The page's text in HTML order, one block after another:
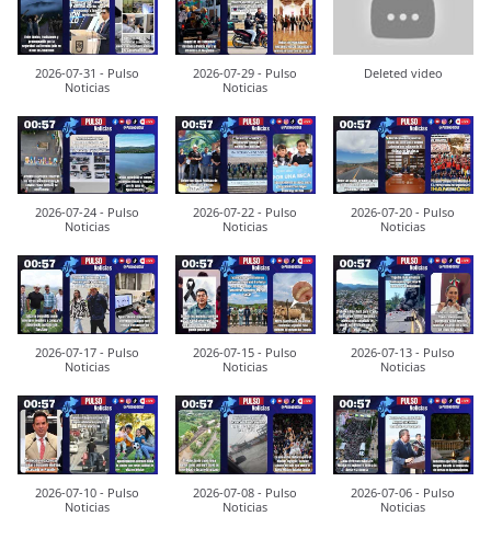
2026-07-31 - Pulso
Noticias
2026-07-29 - Pulso
Noticias
Deleted video
2026-07-24 - Pulso
Noticias
2026-07-22 - Pulso
Noticias
2026-07-20 - Pulso
Noticias
2026-07-17 - Pulso
Noticias
2026-07-15 - Pulso
Noticias
2026-07-13 - Pulso
Noticias
2026-07-10 - Pulso
Noticias
2026-07-08 - Pulso
Noticias
2026-07-06 - Pulso
Noticias